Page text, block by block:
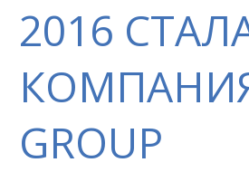
2016
GROUP